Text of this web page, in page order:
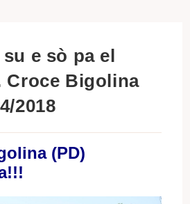
su e sò pa el
Croce Bigolina
2018
(PD)